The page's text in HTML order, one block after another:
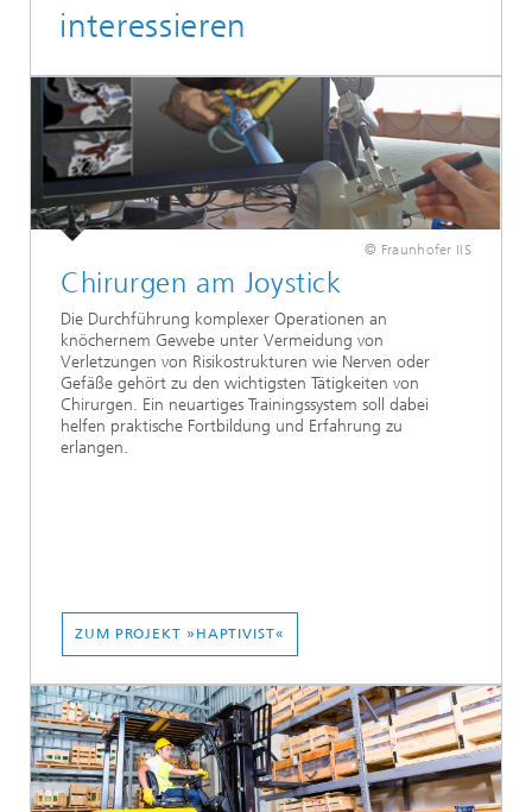
interessieren
© Fraunhofer IIS
Chirurgen am Joystick
Die Durchführung komplexer Operationen an
knöchernem Gewebe unter Vermeidung von
Verletzungen von Risikostrukturen wie Nerven oder
Gefäße gehört zu den wichtigsten Tätigkeiten von
Chirurgen. Ein neuartiges Trainingssystem soll dabei
helfen praktische Fortbildung und Erfahrung zu
erlangen.
ZUM PROJEKT »HAPTIVIST«